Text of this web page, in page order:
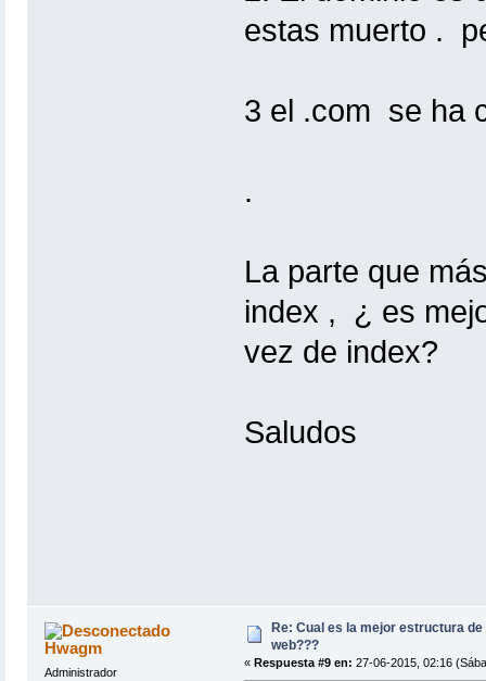
estas muerto .
3 el .com se ha
.
La parte que
index , ¿ es
vez de index?
Saludos
Hwagm
Administrador
Re: Cual es la mejor estructura
web???
« Respuesta #9 en: 27-06-2015, 02:16